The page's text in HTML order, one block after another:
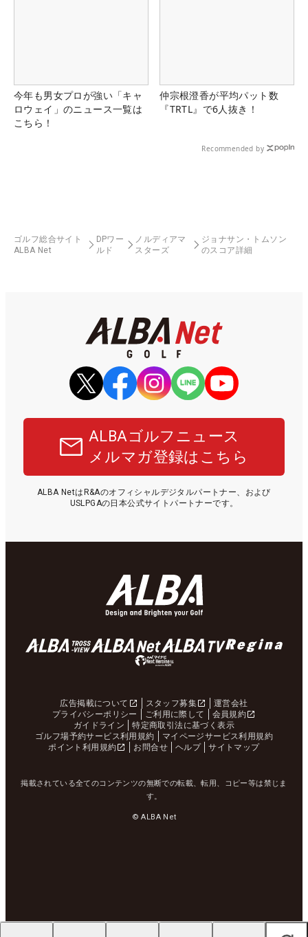
今年も男女プロが強い「キャ
ロウェイ」のニュース一覧は
こちら！
仲宗根澄香が平均パット数
『TRTL』で6人抜き！
Recommended by
ゴルフ総合サイト
ALBA Net
DPワー
ルド
ノルディアマ
スターズ
ジョナサン・トムソン
のスコア詳細
ALBAゴルフニュース
メルマガ登録はこちら
ALBA NetはR&Aのオフィシャルデジタルパートナー、および
USLPGAの日本公式サイトパートナーです。
広告掲載について スタッフ募集
運営会社
プライバシーポリシー
ご利用に際して
会員規約
ガイドライン
特定商取引法に基づく表示
ゴルフ場予約サービス利用規約
マイページサービス利用規約
ポイント利用規約
お問合せ ヘルプ サイトマップ
掲載されている全てのコンテンツの無断での転載、転用、コピー等は禁じま
す。
© ALBA Net